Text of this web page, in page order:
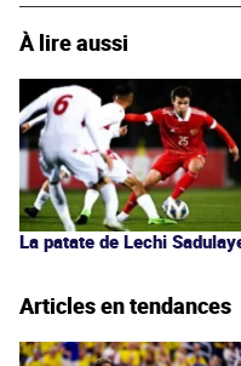
À lire aussi
La patate de Lechi
Articles en tendances